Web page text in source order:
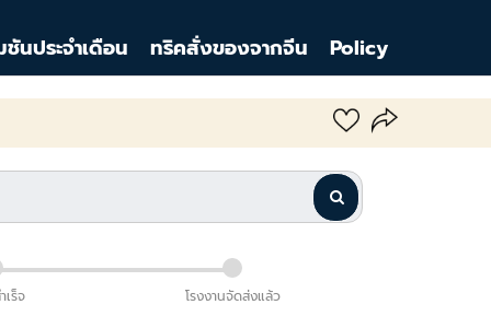
ชันประจำเดือน ทริคสั่งของจากจีน Policy
เร็จ โรงงานจัดส่งแล้ว